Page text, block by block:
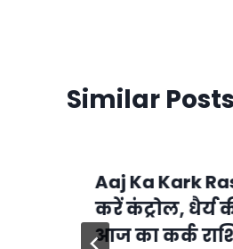
Similar Posts
Aaj Ka Kark
करें कंट्रोल,
आज का कर्क